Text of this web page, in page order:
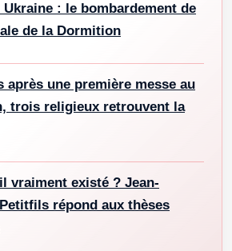
Ukraine : le bombardement de
de la Dormition
après une première messe au
trois religieux retrouvent la
vraiment existé ? Jean-
répond aux thèses